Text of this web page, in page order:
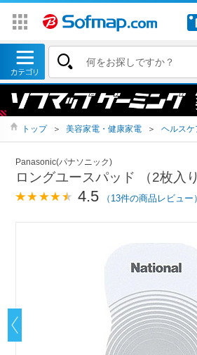
トップ ＞ 美容家電・健康家電 ＞ ヘルスケ
Panasonic(パナソニック)
ロングユースパッド （2枚
4.5 （13件の商品レビュー）